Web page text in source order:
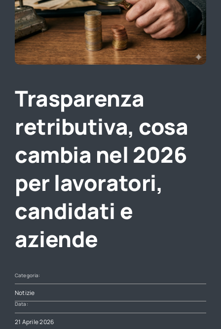
Direzione lavoro
Trasparenza
retributiva, cosa
cambia nel 2026
per lavoratori,
candidati e
aziende
Categoria:
Notizie
Data:
21 Aprile 2026